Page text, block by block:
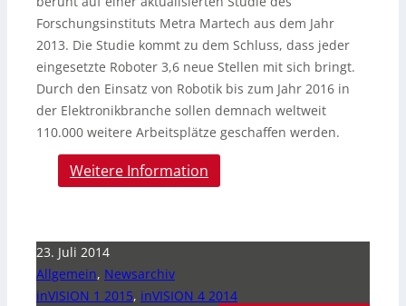
Forschungsinstituts Metra Martech aus dem Jahr
2013. Die Studie kommt zu dem Schluss, dass jeder
eingesetzte Roboter 3,6 neue Stellen mit sich bringt.
Durch den Einsatz von Robotik bis zum Jahr 2016 in
der Elektronikbranche sollen demnach weltweit
110.000 weitere Arbeitsplätze geschaffen werden.
Weitere Information
23. Juli 2014
Allgemein, Newsarchiv
inVISION 1 2015, inVISION 4 2014